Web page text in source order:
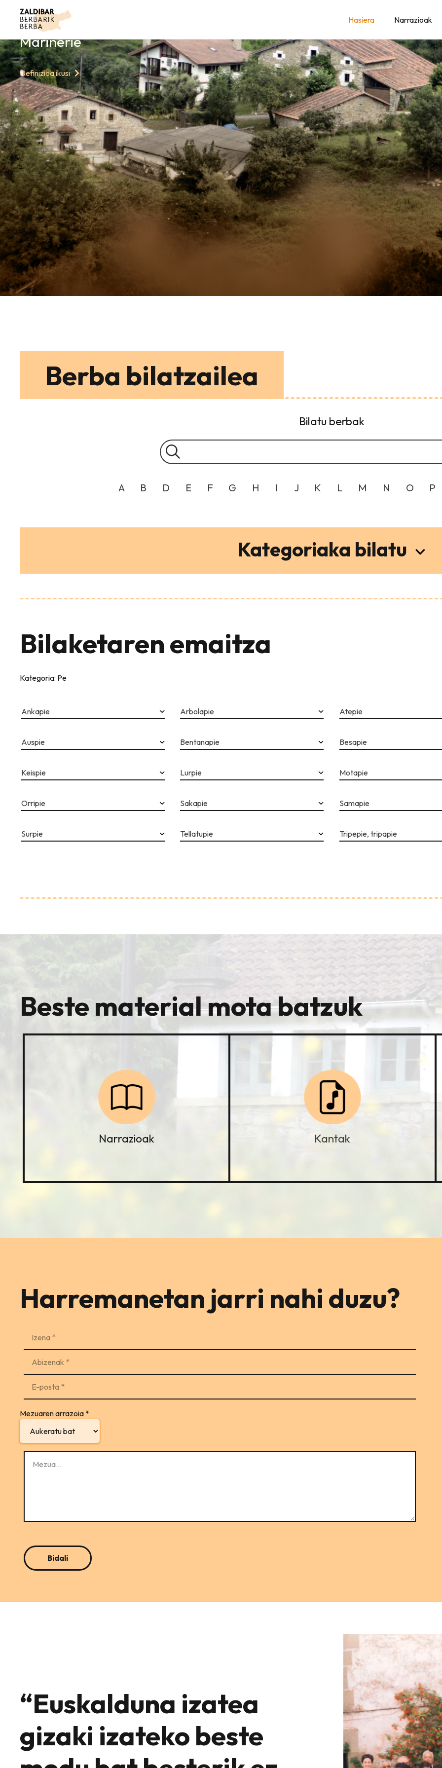
Hasiera Narrazioak
GAURKO HITZAK
Mariñerie
Definizioa ikusi
Berba bilatzailea
Bilatu berbak
A B D E F G H I J K L M N O P
Kategoriaka bilatu
Bilaketaren emaitza
Kategoria: Pe
Ankapie Arbolapie Atepie
Auspie Bentanapie Besapie
Keispie Lurpie Motapie
Orripie Sakapie Samapie
Surpie Tellatupie Tripepie, tripapie
Beste material mota batzuk
Narrazioak Kantak
Harremanetan jarri nahi duzu?
Mezuaren arrazoia *
“Euskalduna izatea
gizaki izateko beste